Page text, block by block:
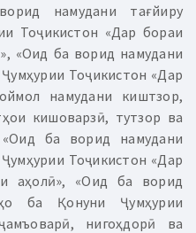
намудани тағйиру
Тоҷикистон «Дар бораи
«Оид ба ворид намудани
Тоҷикистон «Дар
намудани киштзор,
кишоварзӣ, тутзор ва
«Оид ба ворид намудани
Тоҷикистон «Дар
аҳолӣ», «Оид ба ворид
ба Қонуни Ҷумҳурии
нигоҳдорӣ ва